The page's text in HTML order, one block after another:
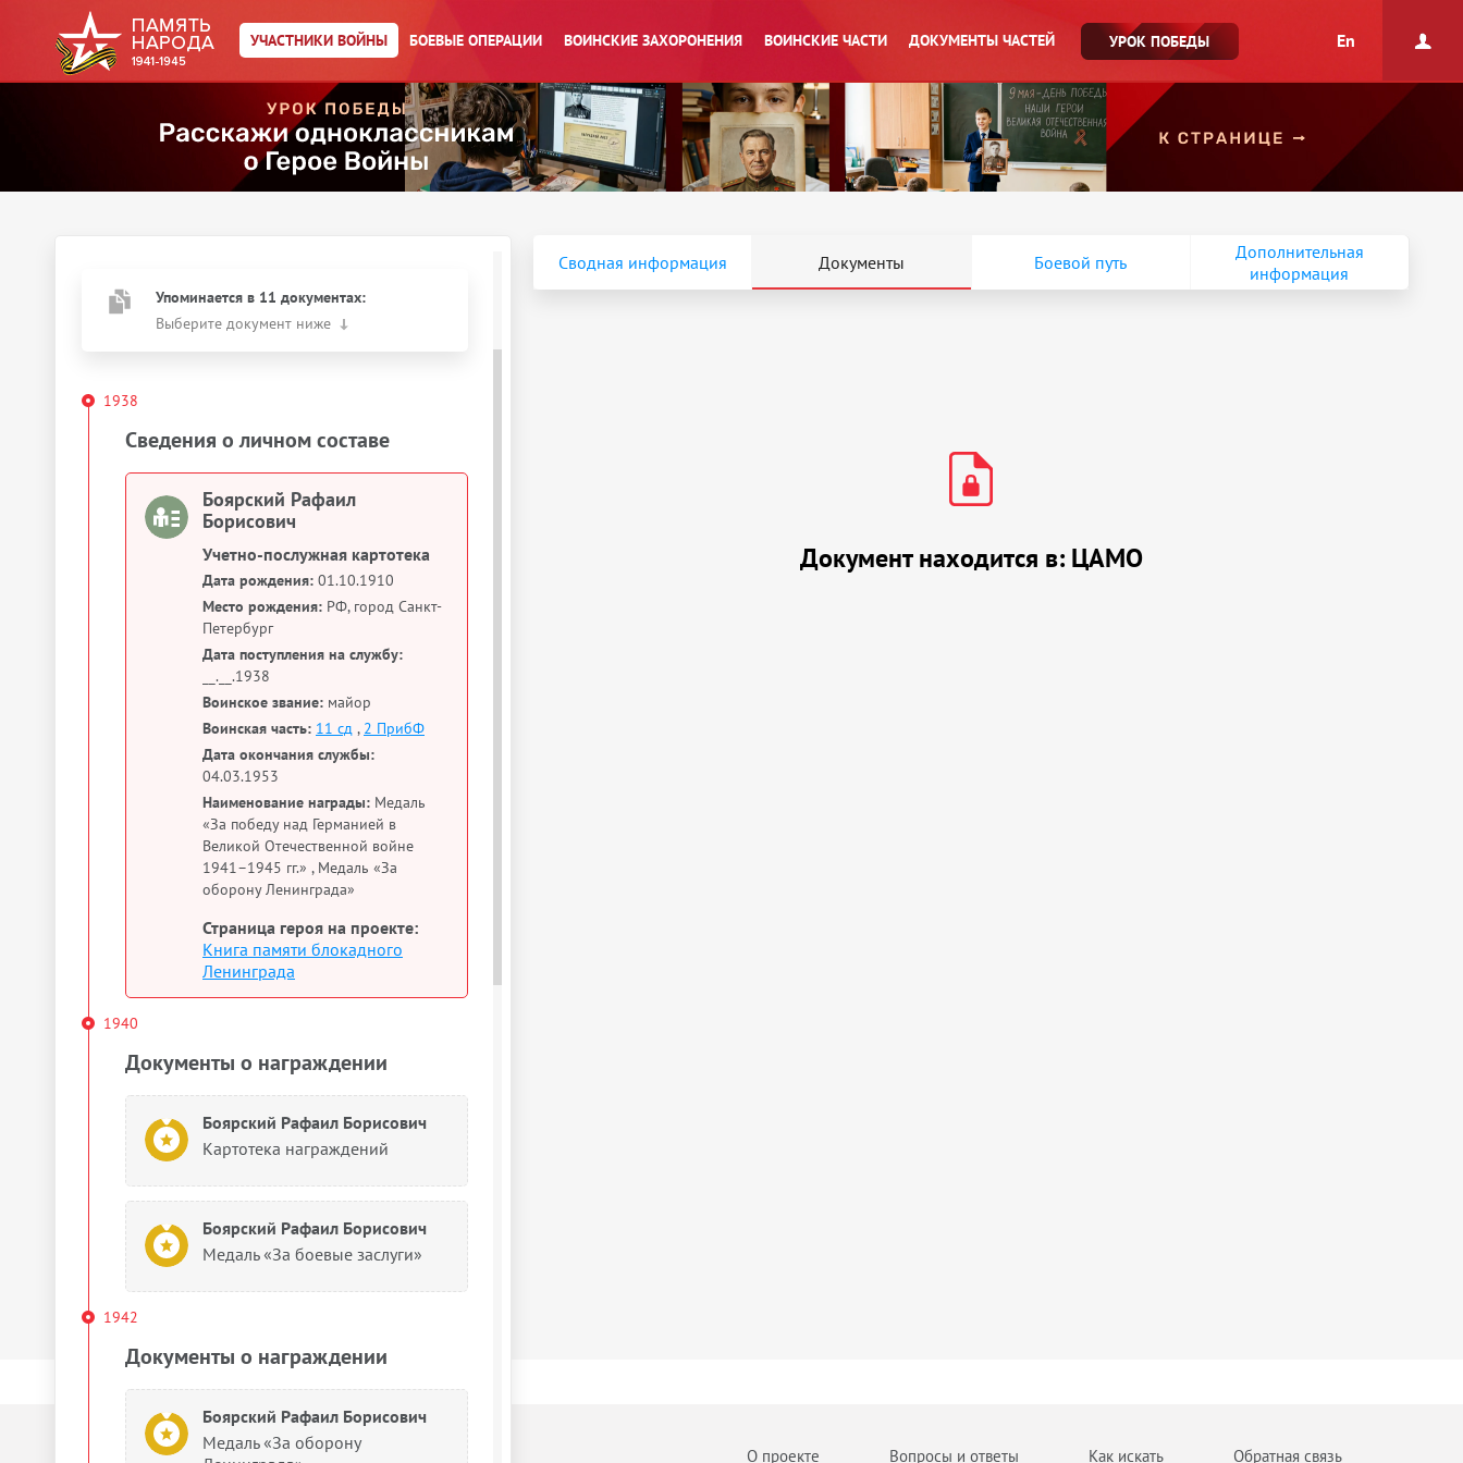
УЧАСТНИКИ ВОЙНЫ БОЕВЫЕ ОПЕРАЦИИ ВОИНСКИЕ ЗАХОРОНЕНИЯ ВОИНСКИЕ ЧАСТИ ДОКУМЕНТЫ ЧАСТЕЙ УРОК ПОБЕДЫ En
Главная страница/ Участники войны/
Боярский Рафаил
Борисович
01.10.1910
Упоминается в 11 документах:
Выберите документ ниже
1938
Сведения о личном составе
Боярский Рафаил
Борисович
Учетно-послужная картотека
Дата рождения: 01.10.1910
Место рождения: РФ, город Санкт-
Петербург
Дата поступления на службу:
__.__.1938
Воинское звание: майор
Воинская часть: 11 сд , 2 ПрибФ
Дата окончания службы:
04.03.1953
Наименование награды: Медаль
«За победу над Германией в
Великой Отечественной войне
1941–1945 гг.» , Медаль «За
оборону Ленинграда»
Страница героя на проекте:
Книга памяти блокадного
Ленинграда
1940
Документы о награждении
Боярский Рафаил Борисович
Картотека награждений
Боярский Рафаил Борисович
Медаль «За боевые заслуги»
1942
Документы о награждении
Боярский Рафаил Борисович
Медаль «За оборону
Сводная информация Документы Боевой путь
Дополнительная
информация
Документ находится в: ЦАМО
О проекте Вопросы и ответы Как искать Обратная связь